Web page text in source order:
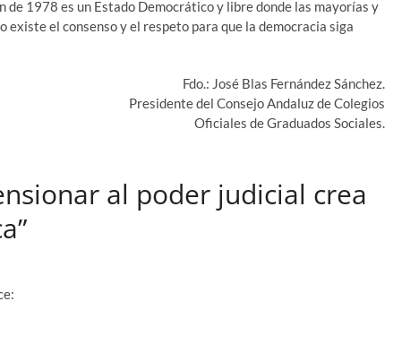
1978 es un Estado Democrático y libre donde las mayorías y
existe el consenso y el respeto para que la democracia siga
Fdo.: José Blas Fernández Sánchez.
Presidente del Consejo Andaluz de Colegios
Oficiales de Graduados Sociales.
al poder judicial crea